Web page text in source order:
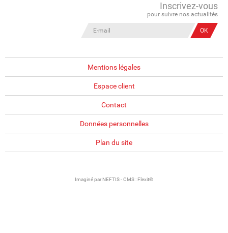
Inscrivez-vous
pour suivre nos actualités
Mentions légales
Espace client
Contact
Données personnelles
Plan du site
Imaginé parNEFTIS- CMS : Flexit©